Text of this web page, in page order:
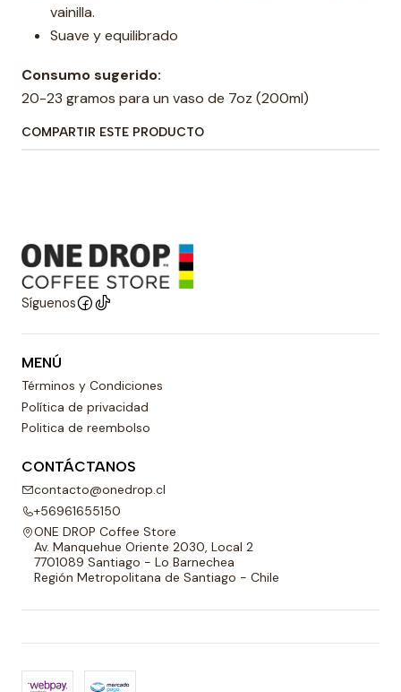
vainilla.
Suave y equilibrado
Consumo sugerido:
20-23 gramos para un vaso de 7oz (200ml)
COMPARTIR ESTE PRODUCTO
Síguenos
MENÚ
Términos y Condiciones
Política de privacidad
Politica de reembolso
CONTÁCTANOS
contacto@onedrop.cl
+56961655150
ONE DROP Coffee Store
Av. Manquehue Oriente 2030, Local 2
7701089 Santiago - Lo Barnechea
Región Metropolitana de Santiago - Chile